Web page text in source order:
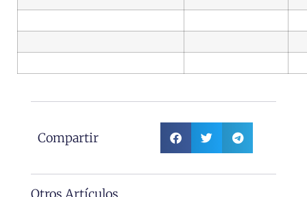
Compartir